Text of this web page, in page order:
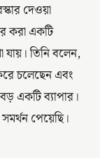
দেওয়া
করা একটি
তিনি বলেন,
চলেছেন এবং
একটি ব্যাপার।
পেয়েছি।